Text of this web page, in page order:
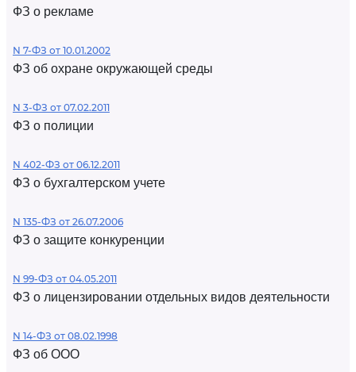
ФЗ о рекламе
N 7-ФЗ от 10.01.2002
ФЗ об охране окружающей среды
N 3-ФЗ от 07.02.2011
ФЗ о полиции
N 402-ФЗ от 06.12.2011
ФЗ о бухгалтерском учете
N 135-ФЗ от 26.07.2006
ФЗ о защите конкуренции
N 99-ФЗ от 04.05.2011
ФЗ о лицензировании отдельных видов деятельности
N 14-ФЗ от 08.02.1998
ФЗ об ООО